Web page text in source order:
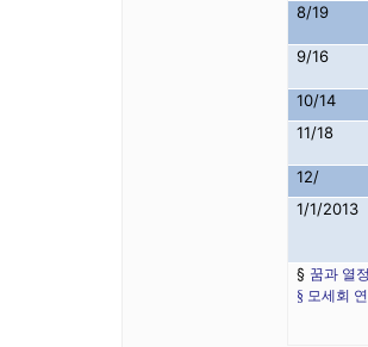
8/19
9/16
10/14
11/18
12/
1/1/2013
§ 꿈과 열
§ 모세회